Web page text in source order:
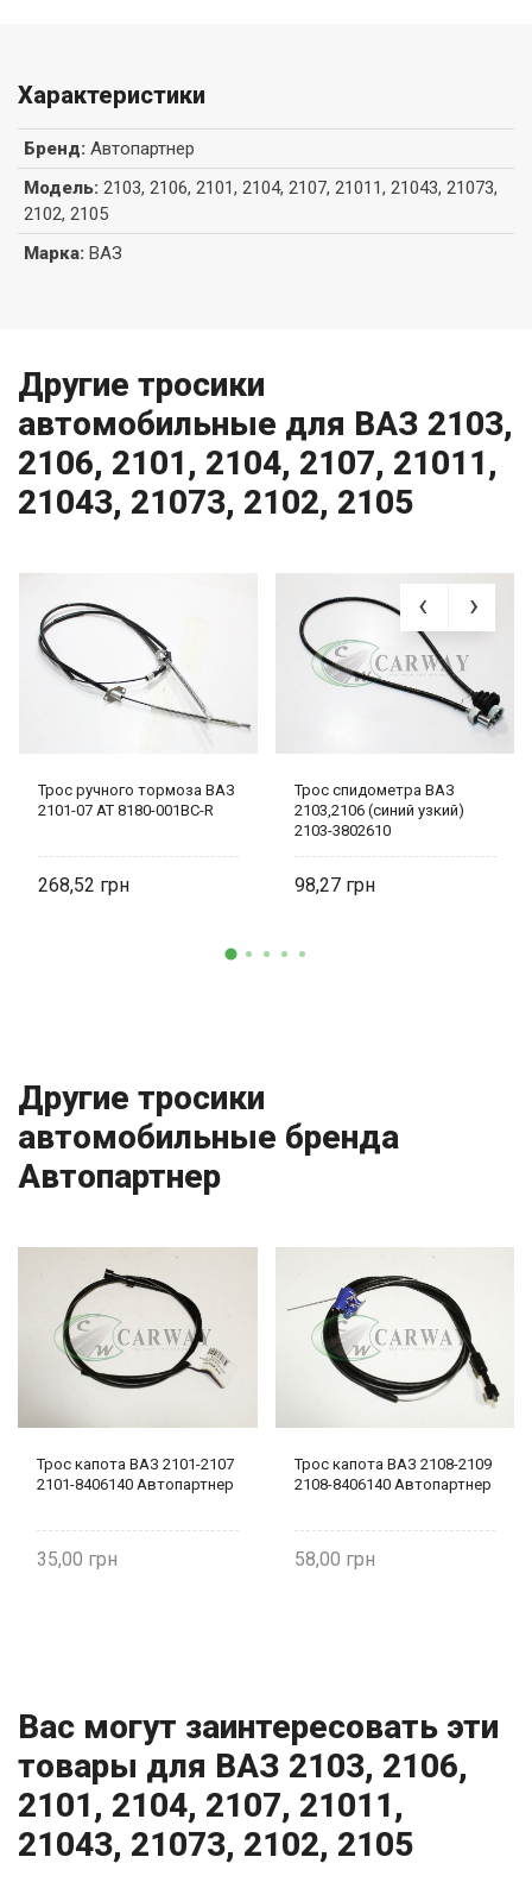
Характеристики
Бренд: Автопартнер
Модель: 2103, 2106, 2101, 2104, 2107, 21011, 21043, 21073,
2102, 2105
Марка: ВАЗ
Другие тросики
автомобильные для ВАЗ 2103,
2106, 2101, 2104, 2107, 21011,
21043, 21073, 2102, 2105
Трос ручного тормоза ВАЗ
2101-07 AT 8180-001BC-R
268,52
Трос спидометра ВАЗ
2103,2106 (синий узкий)
2103-3802610
98,27
Другие тросики
автомобильные бренда
Автопартнер
Трос капота ВАЗ 2101-2107
2101-8406140 Автопартнер
35,00
Трос капота ВАЗ 2108-2109
2108-8406140 Автопартнер
58,00
Вас могут заинтересовать эти
товары для ВАЗ 2103, 2106,
2101, 2104, 2107, 21011,
21043, 21073, 2102, 2105